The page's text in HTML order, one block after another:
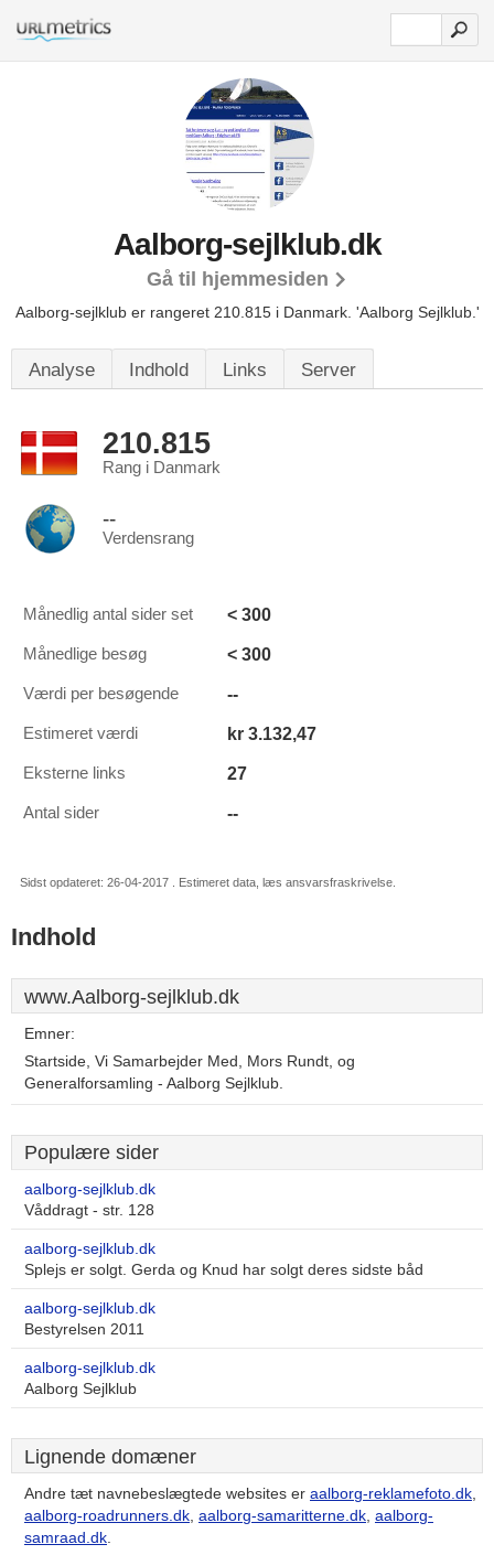
Aalborg-sejlklub.dk
Gå til hjemmesiden
Aalborg-sejlklub er rangeret 210.815 i Danmark. 'Aalborg Sejlklub.'
Analyse Indhold Links Server
210.815
Rang i Danmark
--
Verdensrang
Månedlig antal sider set < 300
Månedlige besøg < 300
Værdi per besøgende --
Estimeret værdi kr 3.132,47
Eksterne links 27
Antal sider --
Sidst opdateret: 26-04-2017 . Estimeret data, læs ansvarsfraskrivelse.
Indhold
www.Aalborg-sejlklub.dk
Emner:
Startside, Vi Samarbejder Med, Mors Rundt, og
Generalforsamling - Aalborg Sejlklub.
Populære sider
aalborg-sejlklub.dk
Våddragt - str. 128
aalborg-sejlklub.dk
Splejs er solgt. Gerda og Knud har solgt deres sidste båd
aalborg-sejlklub.dk
Bestyrelsen 2011
aalborg-sejlklub.dk
Aalborg Sejlklub
Lignende domæner
Andre tæt navnebeslægtede websites er aalborg-reklamefoto.dk,
aalborg-roadrunners.dk, aalborg-samaritterne.dk, aalborg-
samraad.dk.